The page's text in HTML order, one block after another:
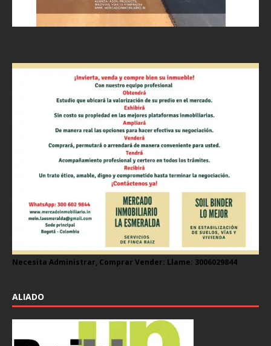
Necesita Administrar, Comprar Vender: Llame: 3006029844
ALIADO